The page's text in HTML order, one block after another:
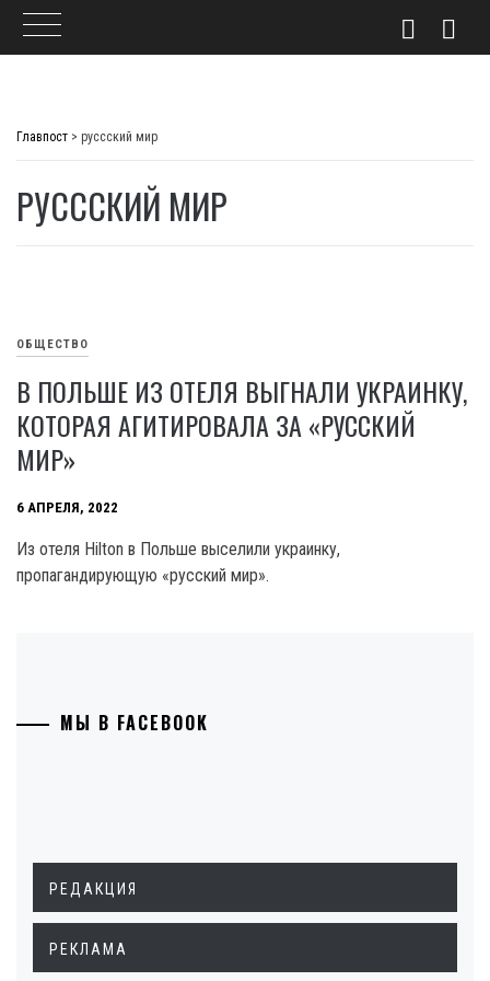
Главпост > руссский мир
РУСССКИЙ МИР
ОБЩЕСТВО
В ПОЛЬШЕ ИЗ ОТЕЛЯ ВЫГНАЛИ УКРАИНКУ,
КОТОРАЯ АГИТИРОВАЛА ЗА «РУССКИЙ
МИР»
6 АПРЕЛЯ, 2022
Из отеля Hilton в Польше выселили украинку,
пропагандирующую «русский мир».
МЫ В FACEBOOK
РЕДАКЦИЯ
РЕКЛАМА